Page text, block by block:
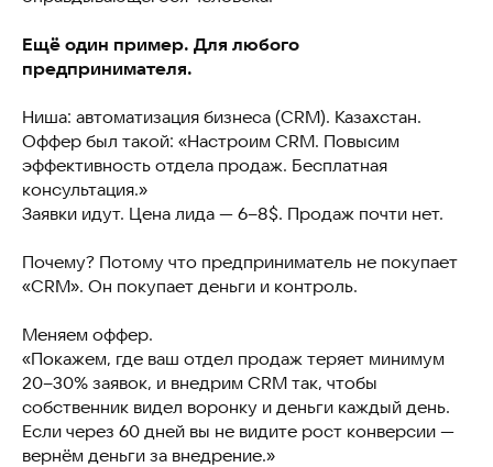
Ещё один пример. Для любого
предпринимателя.
Ниша: автоматизация бизнеса (CRM). Казахстан.
Оффер был такой: «Настроим CRM. Повысим
эффективность отдела продаж. Бесплатная
консультация.»
Заявки идут. Цена лида — 6–8$. Продаж почти нет.
Почему? Потому что предприниматель не покупает
«CRM». Он покупает деньги и контроль.
Меняем оффер.
«Покажем, где ваш отдел продаж теряет минимум
20–30% заявок, и внедрим CRM так, чтобы
собственник видел воронку и деньги каждый день.
Если через 60 дней вы не видите рост конверсии —
вернём деньги за внедрение.»